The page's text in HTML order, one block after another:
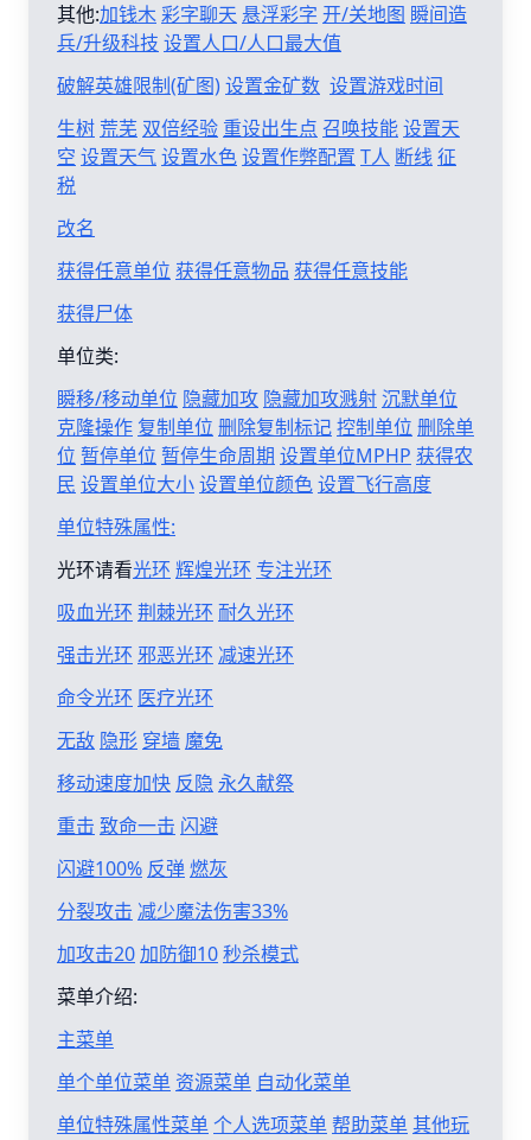
其他:加钱木彩字聊天 悬浮彩字 开/关地图 瞬间造
兵/升级科技 设置人口/人口最大值
破解英雄限制(矿图)设置金矿数 设置游戏时间
生树 荒芜 双倍经验 重设出生点 召唤技能设置天
空 设置天气设置水色设置作弊配置 T人 断线征
税
改名
获得任意单位 获得任意物品 获得任意技能
获得尸体
单位类:
瞬移/移动单位 隐藏加攻 隐藏加攻溅射沉默单位
克隆操作 复制单位 删除复制标记控制单位 删除单
位 暂停单位 暂停生命周期 设置单位MPHP 获得农
民 设置单位大小设置单位颜色设置飞行高度
单位特殊属性:
光环请看光环 辉煌光环 专注光环
吸血光环 荆棘光环 耐久光环
强击光环 邪恶光环 减速光环
命令光环 医疗光环
无敌 隐形 穿墙 魔免
移动速度加快 反隐 永久献祭
重击 致命一击 闪避
闪避100% 反弹燃灰
分裂攻击 减少魔法伤害33%
加攻击20加防御10秒杀模式
菜单介绍:
主菜单
单个单位菜单 资源菜单 自动化菜单
单位特殊属性菜单个人选项菜单帮助菜单其他玩